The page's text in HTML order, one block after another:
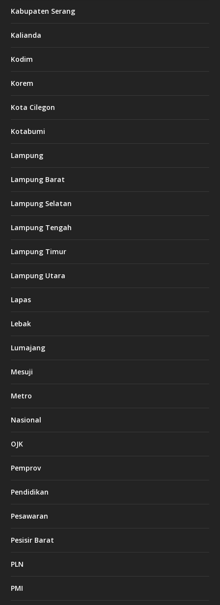
Kabupaten Serang
Kalianda
Kodim
Korem
Kota Cilegon
Kotabumi
Lampung
Lampung Barat
Lampung Selatan
Lampung Tengah
Lampung Timur
Lampung Utara
Lapas
Lebak
Lumajang
Mesuji
Metro
Nasional
OJK
Pemprov
Pendidikan
Pesawaran
Pesisir Barat
PLN
PMI